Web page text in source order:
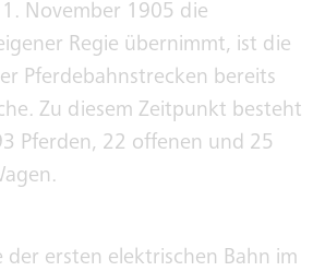
November 1905 die
Regie übernimmt, ist die
Pferdebahnstrecken bereits
Zu diesem Zeitpunkt besteht
Pferden, 22 offenen und 25
der ersten elektrischen Bahn im